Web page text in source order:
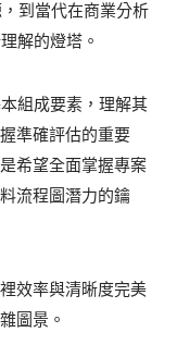
到當代在商業分析
解的燈塔。
組成要素，理解其
準確評估的重要
希望全面掌握專案
流程圖潛力的鑰
效率與清晰度完美
圖景。